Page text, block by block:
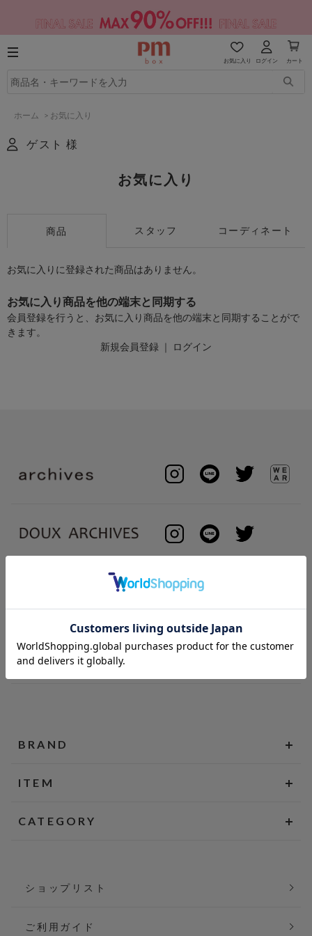
お気に入り ログイン カート
ホーム > お気に入り
ゲスト 様
お気に入り
商品 スタッフ コーディネート
お気に入りに登録された商品はありません。
お気に入り商品を他の端末と同期する
会員登録を行うと、お気に入り商品を他の端末と同期することがで
きます。
新規会員登録 ｜ ログイン
BRAND
ITEM
CATEGORY
ショップリスト
ご利用ガイド